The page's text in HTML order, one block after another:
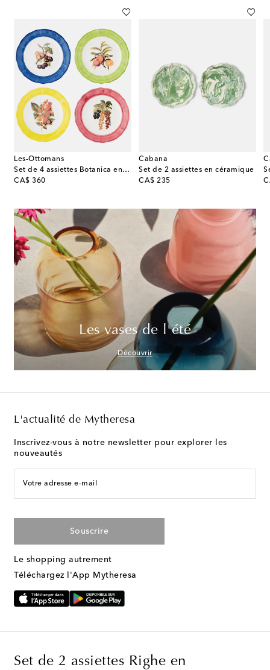
Les-Ottomans
Set de 4 assiettes Botanica en céramique
CA$ 360
original price
Cabana
Set de 2 assiettes en céramique
CA$ 235
original price
Les vases de l'été
Découvrir
L'actualité de Mytheresa
Inscrivez-vous à notre newsletter pour explorer les
nouveautés
Votre adresse e-mail
Souscrire
Le shopping autrement
Téléchargez l'App Mytheresa
Set de 2 assiettes Righe en